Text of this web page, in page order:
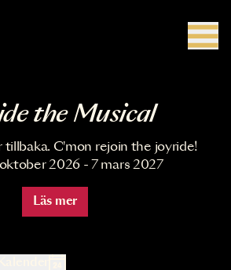
the Musical
tillbaka. C'mon rejoin the joyride!
2026 - 7 mars 2027
Läs mer